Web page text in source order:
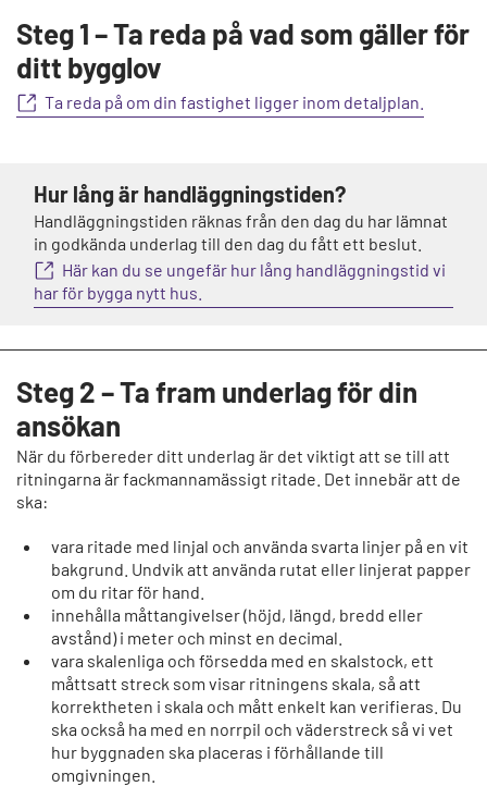
Steg 1 – Ta reda på vad som gäller för
ditt bygglov
Ta reda på om din fastighet ligger inom detaljplan.
Hur lång är handläggningstiden?
Handläggningstiden räknas från den dag du har lämnat
in godkända underlag till den dag du fått ett beslut.
Här kan du se ungefär hur lång handläggningstid vi
har för bygga nytt hus.
Steg 2 – Ta fram underlag för din
ansökan
När du förbereder ditt underlag är det viktigt att se till att
ritningarna är fackmannamässigt ritade. Det innebär att de
ska:
vara ritade med linjal och använda svarta linjer på en vit
bakgrund. Undvik att använda rutat eller linjerat papper
om du ritar för hand.
innehålla måttangivelser (höjd, längd, bredd eller
avstånd) i meter och minst en decimal.
vara skalenliga och försedda med en skalstock, ett
måttsatt streck som visar ritningens skala, så att
korrektheten i skala och mått enkelt kan verifieras. Du
ska också ha med en norrpil och väderstreck så vi vet
hur byggnaden ska placeras i förhållande till
omgivningen.